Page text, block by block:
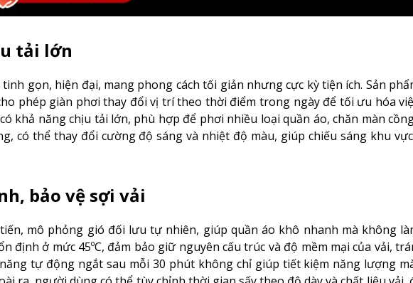
tải lớn
gọn, hiện đại, mang phong cách tối giản nhưng cực kỳ tiện ích. Sản
phép giàn phơi thay đổi vị trí theo thời điểm trong ngày để tối ưu hóa
khả năng chịu tải lớn, phù hợp để phơi nhiều loại quần áo, chăn màn
có thể thay đổi cường độ sáng và nhiệt độ màu, giúp chiếu sáng khu
bảo vệ sợi vải
mô phỏng gió đối lưu tự nhiên, giúp quần áo khô nhanh mà không
định ở mức 45ºC, đảm bảo giữ nguyên cấu trúc và độ mềm mại của vải,
tự động ngắt sau mỗi 30 phút không chỉ giúp tiết kiệm năng lượng